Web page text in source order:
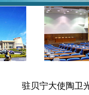
驻贝宁大使陶卫